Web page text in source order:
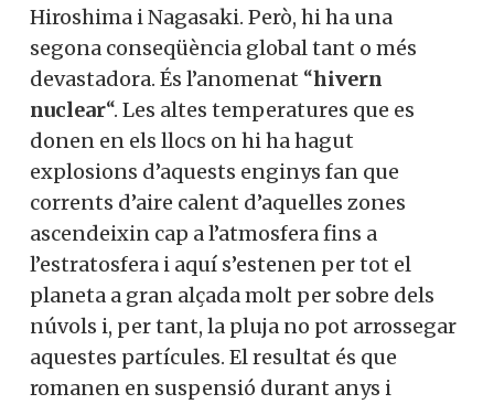
Hiroshima i Nagasaki. Però, hi ha una
segona conseqüència global tant o més
devastadora. És l’anomenat “hivern
nuclear“. Les altes temperatures que es
donen en els llocs on hi ha hagut
explosions d’aquests enginys fan que
corrents d’aire calent d’aquelles zones
ascendeixin cap a l’atmosfera fins a
l’estratosfera i aquí s’estenen per tot el
planeta a gran alçada molt per sobre dels
núvols i, per tant, la pluja no pot arrossegar
aquestes partícules. El resultat és que
romanen en suspensió durant anys i